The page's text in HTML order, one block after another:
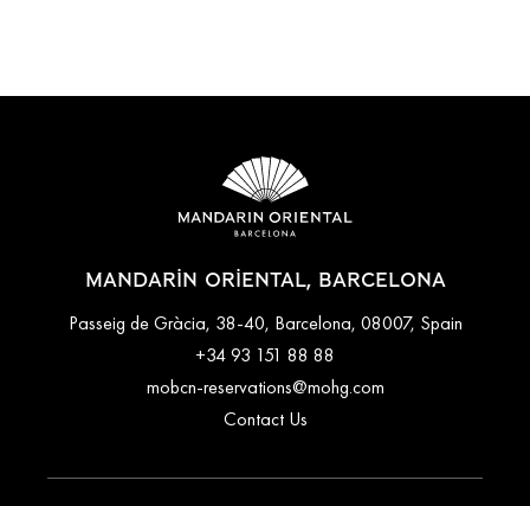
MANDARIN ORIENTAL, BARCELONA
Passeig de Gràcia, 38-40, Barcelona, 08007, Spain
+34 93 151 88 88
mobcn-reservations@mohg.com
Contact Us